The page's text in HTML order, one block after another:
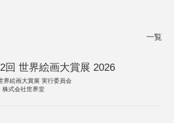
一覧
回 世界絵画大賞展 2026
界絵画大賞展 実行委員会
株式会社世界堂